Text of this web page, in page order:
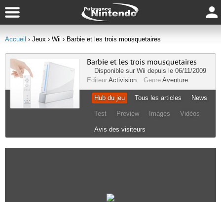
Accueil › Jeux › Wii › Barbie et les trois mousquetaires
Barbie et les trois mousquetaires
Disponible sur Wii depuis le 06/11/2009
Editeur Activision Genre Aventure
Hub du jeu Tous les articles News
Test Preview Images Vidéos
Avis des visiteurs